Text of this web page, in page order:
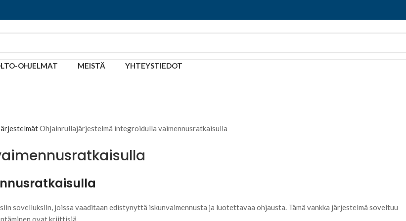
OHJELMAT MEISTÄ YHTEYSTIEDOT
Ohjainrullajärjestelmä integroidulla vaimennusratkaisulla
sovelluksiin, joissa vaaditaan edistynyttä iskunvaimennusta ja luotettavaa ohjausta. Tämä vankka järjestelmä soveltuu
ovat kriittisiä.